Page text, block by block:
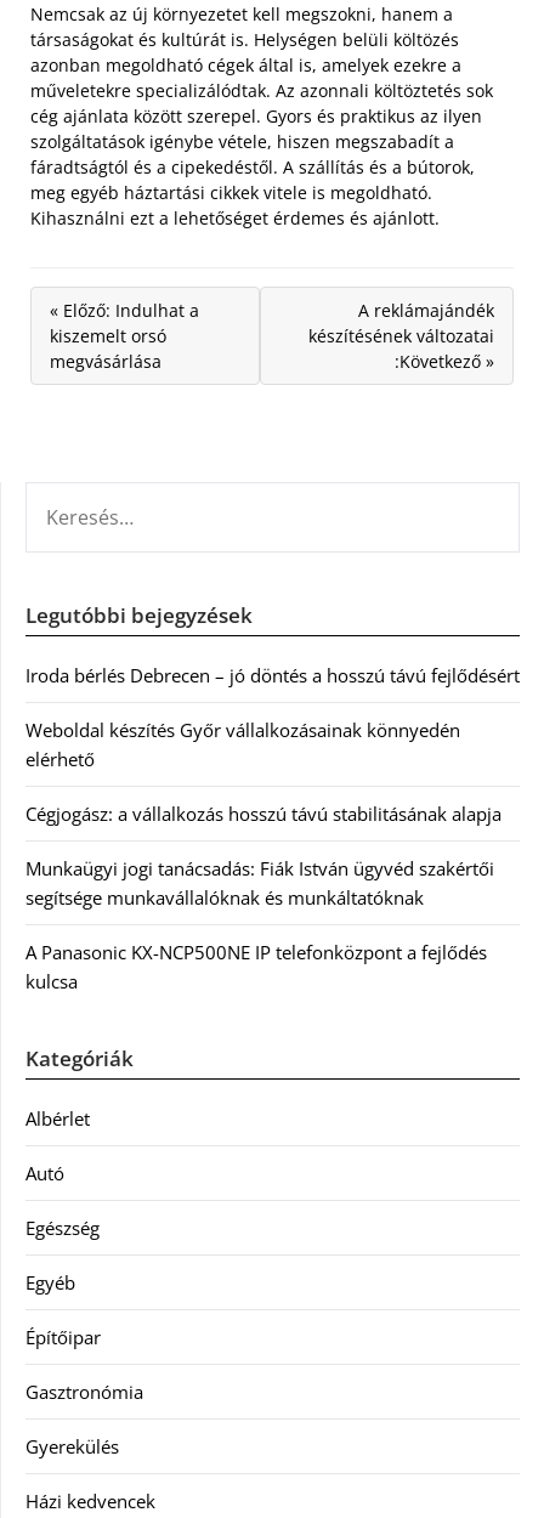
Nemcsak az új környezetet kell megszokni, hanem a
társaságokat és kultúrát is. Helységen belüli költözés
azonban megoldható cégek által is, amelyek ezekre a
műveletekre specializálódtak. Az azonnali költöztetés sok
cég ajánlata között szerepel. Gyors és praktikus az ilyen
szolgáltatások igénybe vétele, hiszen megszabadít a
fáradtságtól és a cipekedéstől. A szállítás és a bútorok,
meg egyéb háztartási cikkek vitele is megoldható.
Kihasználni ezt a lehetőséget érdemes és ajánlott.
« Előző: Indulhat a
kiszemelt orsó
megvásárlása
A reklámajándék
készítésének változatai
:Következő »
Legutóbbi bejegyzések
Iroda bérlés Debrecen – jó döntés a hosszú távú fejlődésért
Weboldal készítés Győr vállalkozásainak könnyedén
elérhető
Cégjogász: a vállalkozás hosszú távú stabilitásának alapja
Munkaügyi jogi tanácsadás: Fiák István ügyvéd szakértői
segítsége munkavállalóknak és munkáltatóknak
A Panasonic KX-NCP500NE IP telefonközpont a fejlődés
kulcsa
Kategóriák
Albérlet
Autó
Egészség
Egyéb
Építőipar
Gasztronómia
Gyerekülés
Házi kedvencek